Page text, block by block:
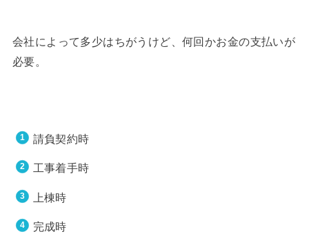
会社によって多少はちがうけど、何回かお金の支払いが
必要。
請負契約時
工事着手時
上棟時
完成時